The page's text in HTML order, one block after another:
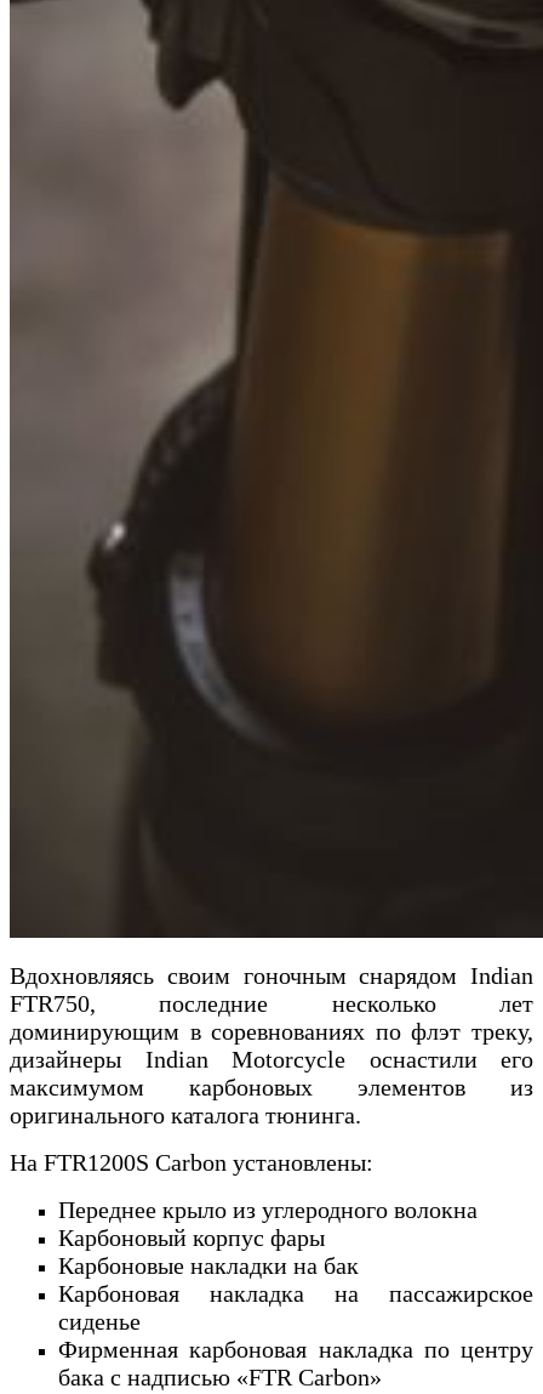
Вдохновляясь своим гоночным снарядом Indian
FTR750, последние несколько лет
доминирующим в соревнованиях по флэт треку,
дизайнеры Indian Motorcycle оснастили его
максимумом карбоновых элементов из
оригинального каталога тюнинга.
На FTR1200S Carbon установлены:
Переднее крыло из углеродного волокна
Карбоновый корпус фары
Карбоновые накладки на бак
Карбоновая накладка на пассажирское
сиденье
Фирменная карбоновая накладка по центру
бака с надписью «FTR Carbon»